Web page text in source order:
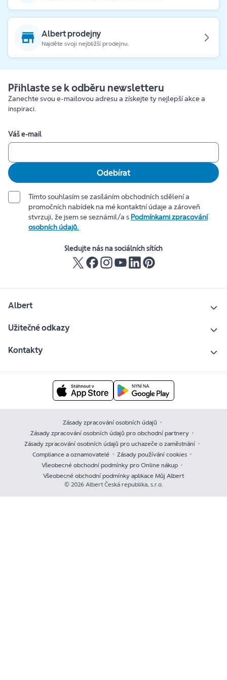
Albert prodejny
Najděte svoji nejbližší prodejnu.
Přihlaste se k odběru newsletteru
Zanechte svou e-mailovou adresu a získejte ty nejlepší akce a
inspiraci.
Váš e-mail
Odebírat
Tímto souhlasím se zasíláním obchodních sdělení a
promočních nabídek na mé kontaktní údaje a zároveň
stvrzuji, že jsem se seznámil/a s Podmínkami zpracování
osobních údajů.
Sledujte nás na sociálních sítích
Albert
Užitečné odkazy
Kontakty
Zásady zpracování osobních údajů
Zásady zpracování osobních údajů pro obchodní partnery
Zásady zpracování osobních údajů pro uchazeče o zaměstnání
Compliance a oznamovatelé
Zásady používání cookies
Všeobecné obchodní podmínky pro Online nákup
Všeobecné obchodní podmínky aplikace Můj Albert
© 2026 Albert Česká republika, s.r.o.